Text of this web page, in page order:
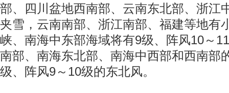
部、四川盆地西南部、云南东北部、浙江
夹雪，云南南部、浙江南部、福建等地有
峡、南海中东部海域将有9级、阵风10～
南部、南海东北部、南海中西部和西南部
级、阵风9～10级的东北风。